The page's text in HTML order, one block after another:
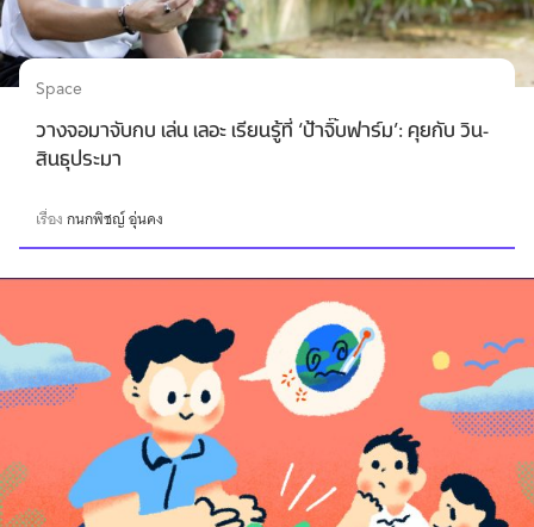
Space
วางจอมาจับกบ เล่น เลอะ เรียนรู้ที่ ‘ป้าจิ๊บฟาร์ม’: คุยกับ วิน-
สินธุประมา
เรื่องกนกพิชญ์ อุ่นคง